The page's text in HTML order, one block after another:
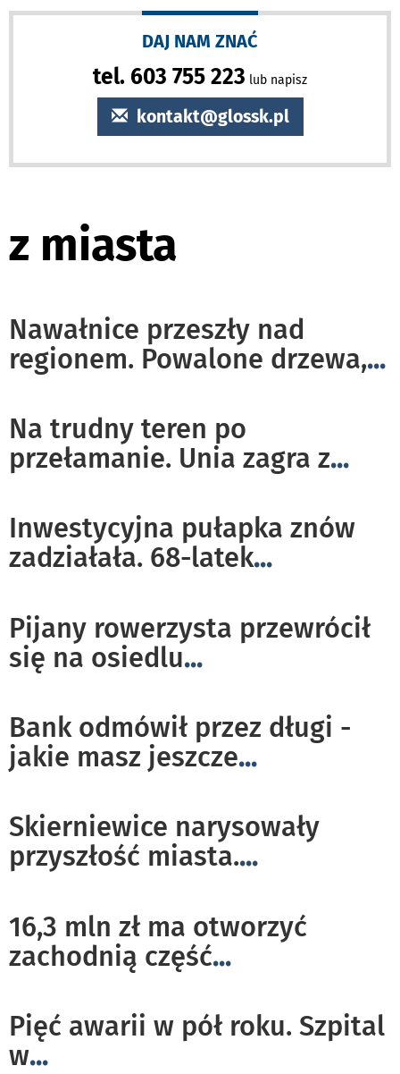
DAJ NAM ZNAĆ
tel. 603 755 223 lub napisz
kontakt@glossk.pl
z miasta
Nawałnice przeszły nad
regionem. Powalone drzewa,...
Na trudny teren po
przełamanie. Unia zagra z...
Inwestycyjna pułapka znów
zadziałała. 68-latek...
Pijany rowerzysta przewrócił
się na osiedlu...
Bank odmówił przez długi -
jakie masz jeszcze...
Skierniewice narysowały
przyszłość miasta....
16,3 mln zł ma otworzyć
zachodnią część...
Pięć awarii w pół roku. Szpital
w...